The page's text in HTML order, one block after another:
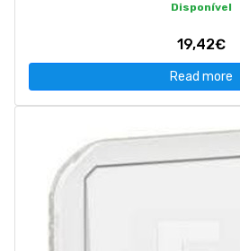
Disponível
19,42€
Read more